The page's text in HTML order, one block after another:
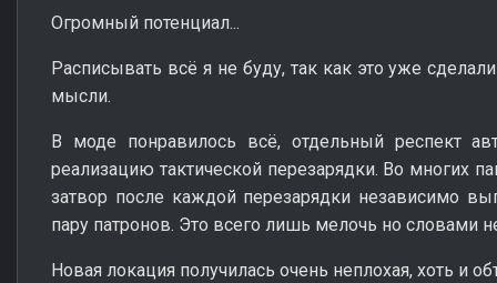
Огромный потенциал...
Расписывать всё я не буду, так как это уже
мысли.
В моде понравилось всё, отдельный респект
реализацию тактической перезарядки. Во многих
затвор после каждой перезарядки независимо
пару патронов. Это всего лишь мелочь но словами
Новая локация получилась очень неплохая, хоть и